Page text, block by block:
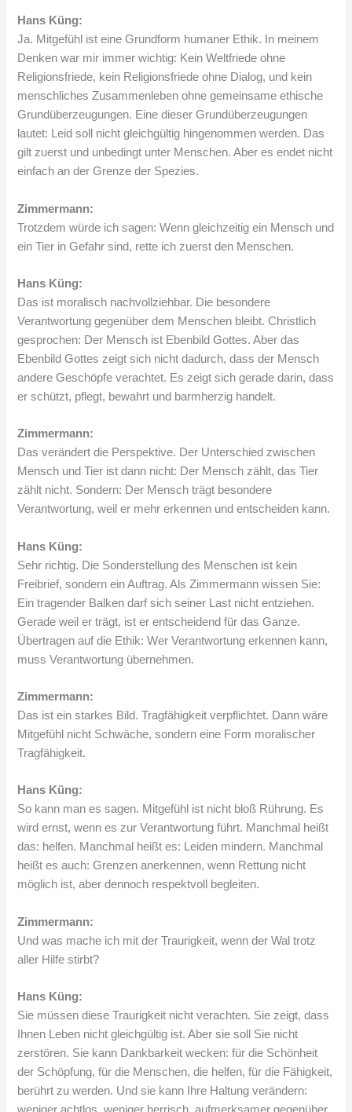
Hans Küng:
Ja. Mitgefühl ist eine Grundform humaner Ethik. In meinem
Denken war mir immer wichtig: Kein Weltfriede ohne
Religionsfriede, kein Religionsfriede ohne Dialog, und kein
menschliches Zusammenleben ohne gemeinsame ethische
Grundüberzeugungen. Eine dieser Grundüberzeugungen
lautet: Leid soll nicht gleichgültig hingenommen werden. Das
gilt zuerst und unbedingt unter Menschen. Aber es endet nicht
einfach an der Grenze der Spezies.
Zimmermann:
Trotzdem würde ich sagen: Wenn gleichzeitig ein Mensch und
ein Tier in Gefahr sind, rette ich zuerst den Menschen.
Hans Küng:
Das ist moralisch nachvollziehbar. Die besondere
Verantwortung gegenüber dem Menschen bleibt. Christlich
gesprochen: Der Mensch ist Ebenbild Gottes. Aber das
Ebenbild Gottes zeigt sich nicht dadurch, dass der Mensch
andere Geschöpfe verachtet. Es zeigt sich gerade darin, dass
er schützt, pflegt, bewahrt und barmherzig handelt.
Zimmermann:
Das verändert die Perspektive. Der Unterschied zwischen
Mensch und Tier ist dann nicht: Der Mensch zählt, das Tier
zählt nicht. Sondern: Der Mensch trägt besondere
Verantwortung, weil er mehr erkennen und entscheiden kann.
Hans Küng:
Sehr richtig. Die Sonderstellung des Menschen ist kein
Freibrief, sondern ein Auftrag. Als Zimmermann wissen Sie:
Ein tragender Balken darf sich seiner Last nicht entziehen.
Gerade weil er trägt, ist er entscheidend für das Ganze.
Übertragen auf die Ethik: Wer Verantwortung erkennen kann,
muss Verantwortung übernehmen.
Zimmermann:
Das ist ein starkes Bild. Tragfähigkeit verpflichtet. Dann wäre
Mitgefühl nicht Schwäche, sondern eine Form moralischer
Tragfähigkeit.
Hans Küng:
So kann man es sagen. Mitgefühl ist nicht bloß Rührung. Es
wird ernst, wenn es zur Verantwortung führt. Manchmal heißt
das: helfen. Manchmal heißt es: Leiden mindern. Manchmal
heißt es auch: Grenzen anerkennen, wenn Rettung nicht
möglich ist, aber dennoch respektvoll begleiten.
Zimmermann:
Und was mache ich mit der Traurigkeit, wenn der Wal trotz
aller Hilfe stirbt?
Hans Küng:
Sie müssen diese Traurigkeit nicht verachten. Sie zeigt, dass
Ihnen Leben nicht gleichgültig ist. Aber sie soll Sie nicht
zerstören. Sie kann Dankbarkeit wecken: für die Schönheit
der Schöpfung, für die Menschen, die helfen, für die Fähigkeit,
berührt zu werden. Und sie kann Ihre Haltung verändern: